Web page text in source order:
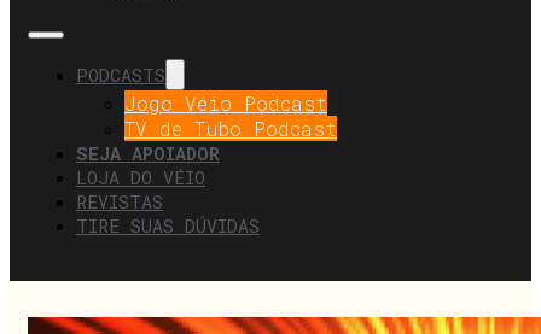
PODCASTS
Jogo Véio Podcast
TV de Tubo Podcast
SEJA APOIADOR
LOJA DO VÉIO
REVISTAS
TIRE SUAS DÚVIDAS